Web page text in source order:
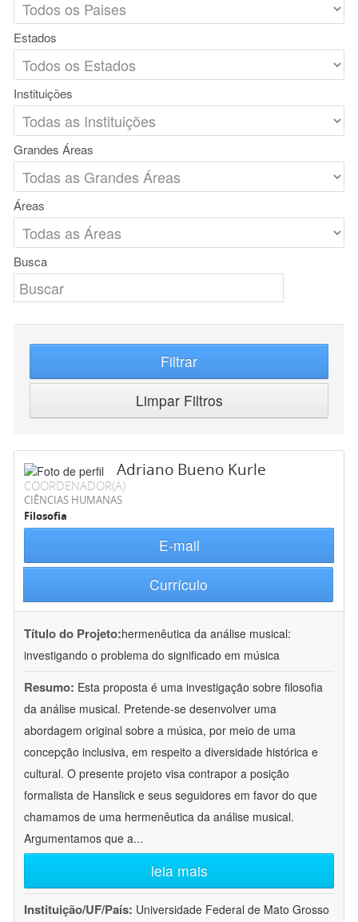
Estados
Instituições
Grandes Áreas
Áreas
Busca
Filtrar
Limpar Filtros
Adriano Bueno Kurle
COORDENADOR(A)
CIÊNCIAS HUMANAS
Filosofia
E-mail
Currículo
Título do Projeto:hermenêutica da análise musical:
investigando o problema do significado em música
Resumo: Esta proposta é uma investigação sobre filosofia
da análise musical. Pretende-se desenvolver uma
abordagem original sobre a música, por meio de uma
concepção inclusiva, em respeito a diversidade histórica e
cultural. O presente projeto visa contrapor a posição
formalista de Hanslick e seus seguidores em favor do que
chamamos de uma hermenêutica da análise musical.
Argumentamos que a...
leia mais
Instituição/UF/País: Universidade Federal de Mato Grosso